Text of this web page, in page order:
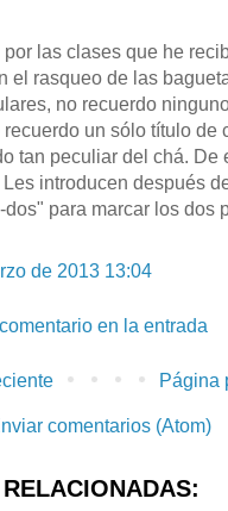
por las clases que he
el rasqueo de las
no recuerdo
recuerdo un sólo título de
tan peculiar del chá. De
introducen después
para marcar los dos
de 2013 13:04
en la entrada
Página
comentarios (Atom)